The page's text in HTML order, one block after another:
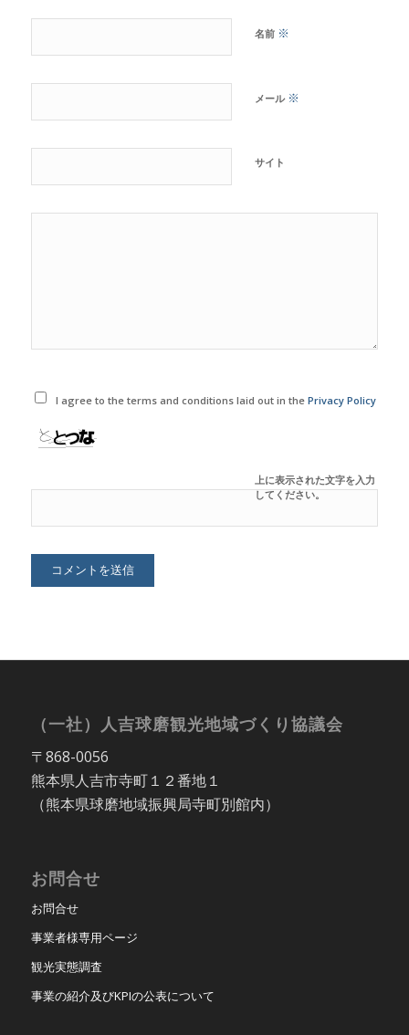
名前 ※
メール ※
サイト
I agree to the terms and conditions laid out in thePrivacy Policy
上に表示された文字を入力
してください。
（一社）人吉球磨観光地域づくり協議会
〒868-0056
熊本県人吉市寺町１２番地１
（熊本県球磨地域振興局寺町別館内）
お問合せ
お問合せ
事業者様専用ページ
観光実態調査
事業の紹介及びKPIの公表について